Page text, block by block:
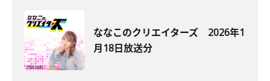
ななこのクリエイターズ 2026年1
月18日放送分